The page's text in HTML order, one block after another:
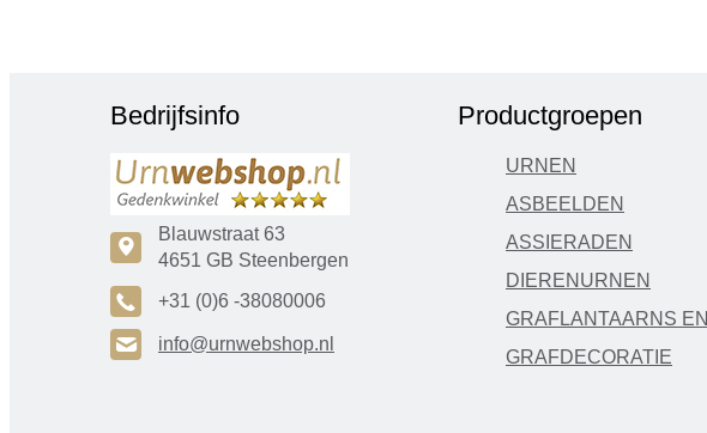
Bedrijfsinfo
c
Blauwstraat 63
4651 GB Steenbergen
A +31 (0)6 -38080006
H info@urnwebshop.nl
Productgroepen
URNEN
ASBEELDEN
ASSIERADEN
DIERENURNEN
GRAFLANTAARNS EN
GRAFDECORATIE